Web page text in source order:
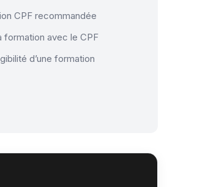
CPF recommandée
formation avec le CPF
d’une formation